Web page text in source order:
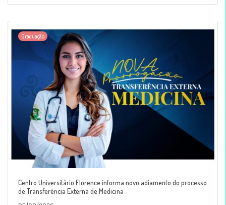
Graduação
Centro Universitário Florence informa novo adiamento do processo
de Transferência Externa de Medicina